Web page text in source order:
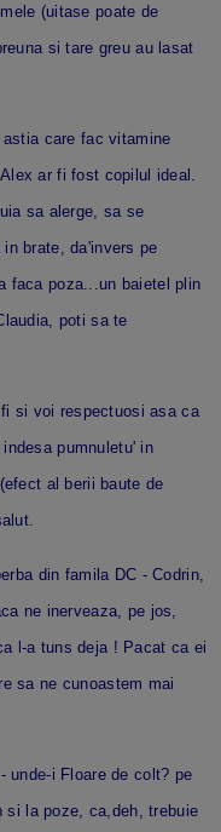
(uitase poate de
si tare greu au lasat
care fac vitamine
ar fi fost copilul ideal.
sa alerge, sa se
brate, da'invers pe
faca poza...un baietel plin
poti sa te
si voi respectuosi asa ca
pumnuletu' in
al berii baute de
din famila DC - Codrin,
ne inerveaza, pe jos,
l-a tuns deja ! Pacat ca ei
sa ne cunoastem mai
unde-i Floare de colt? pe
si la poze, ca,deh, trebuie